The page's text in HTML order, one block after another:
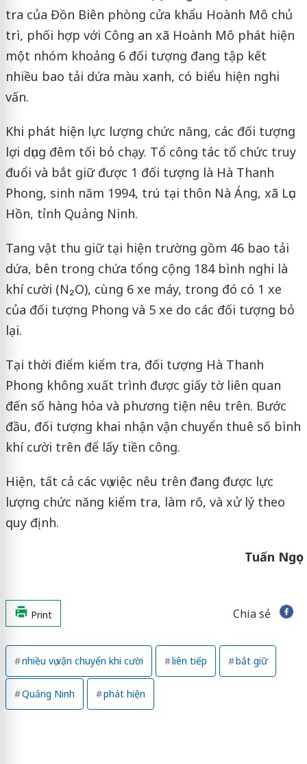
tra của Đồn Biên phòng cửa khẩu Hoành Mô chủ
trì, phối hợp với Công an xã Hoành Mô phát hiện
một nhóm khoảng 6 đối tượng đang tập kết
nhiều bao tải dứa màu xanh, có biểu hiện nghi
vấn.
Khi phát hiện lực lượng chức năng, các đối tượng
lợi dụng đêm tối bỏ chạy. Tổ công tác tổ chức truy
đuổi và bắt giữ được 1 đối tượng là Hà Thanh
Phong, sinh năm 1994, trú tại thôn Nà Áng, xã Lục
Hồn, tỉnh Quảng Ninh.
Tang vật thu giữ tại hiện trường gồm 46 bao tải
dứa, bên trong chứa tổng cộng 184 bình nghi là
khí cười (N₂O), cùng 6 xe máy, trong đó có 1 xe
của đối tượng Phong và 5 xe do các đối tượng bỏ
lại.
Tại thời điểm kiểm tra, đối tượng Hà Thanh
Phong không xuất trình được giấy tờ liên quan
đến số hàng hóa và phương tiện nêu trên. Bước
đầu, đối tượng khai nhận vận chuyển thuê số bình
khí cười trên để lấy tiền công.
Hiện, tất cả các vụ việc nêu trên đang được lực
lượng chức năng kiểm tra, làm rõ, và xử lý theo
quy định.
Tuấn Ngọc
Print Chia sẻ
nhiều vụ vận chuyển khi cười liên tiếp bắt giữ
Quảng Ninh phát hiện